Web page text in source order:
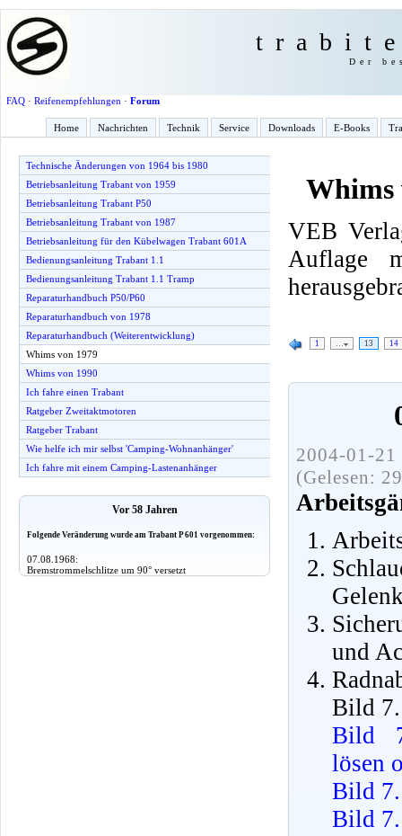
Der
FAQ· Reifenempfehlungen · Forum
Home Nachrichten Technik Service Downloads E-Books
Technische Änderungen von 1964 bis 1980
Betriebsanleitung Trabant von 1959
Betriebsanleitung Trabant P50
Betriebsanleitung Trabant von 1987
Betriebsanleitung für den Kübelwagen Trabant 601A
Bedienungsanleitung Trabant 1.1
Bedienungsanleitung Trabant 1.1 Tramp
Reparaturhandbuch P50/P60
Reparaturhandbuch von 1978
Reparaturhandbuch (Weiterentwicklung)
Whims von 1979
Whims von 1990
Ich fahre einen Trabant
Ratgeber Zweitaktmotoren
Ratgeber Trabant
Wie helfe ich mir selbst 'Camping-Wohnanhänger'
Ich fahre mit einem Camping-Lastenanhänger
Vor 58 Jahren
Folgende Veränderung wurde am Trabant P 601 vorgenommen:
07.08.1968:
Bremstrommelschlitze um 90° versetzt
Whims
VEB
Auflage
1 13 14
2004-01-
(Gelesen:
und
Bild
Bild
lösen
Bild
Bild